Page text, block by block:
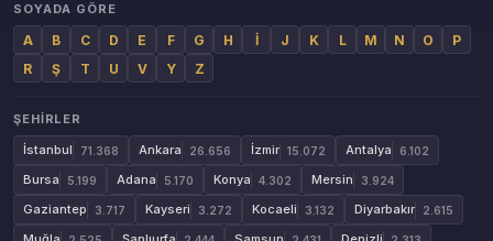
SOYADA GÖRE
A B C D E F G H İ J K L M N O
P
R
Ş T U V Y Z
ŞEHIRLER
İstanbul
71.368 Ankara 26.656 İzmir 15.072 Antalya 6.102
Bursa 5.199 Adana 5.170 Konya 4.302 Mersin 3.924
Gaziantep 3.717 Kayseri 3.272 Kocaeli 3.132 Diyarbakır 2.615